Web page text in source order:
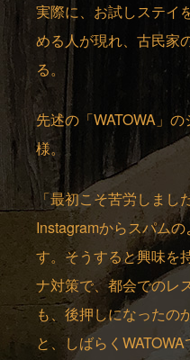
実際に、お試しステイ
める人が現れ、古民家
る。
先述の「WATOWA」
様。
「最初こそ苦労しまし
Instagramからスパム
す。そうすると興味を
ナ対策で、都会でのレ
も、後押しになったの
と、しばらく